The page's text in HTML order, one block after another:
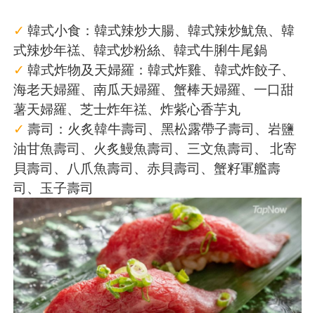
✓ 韓式小食：韓式辣炒大腸、韓式辣炒魷魚、韓
式辣炒年禚、韓式炒粉絲、韓式牛脷牛尾鍋
✓ 韓式炸物及天婦羅：韓式炸雞、韓式炸餃子、
海老天婦羅、南瓜天婦羅、蟹棒天婦羅、一口甜
薯天婦羅、芝士炸年禚、炸紫心香芋丸
✓ 壽司：火炙韓牛壽司、黑松露帶子壽司、岩鹽
油甘魚壽司、火炙鰻魚壽司、三文魚壽司、 北寄
貝壽司、八爪魚壽司、赤貝壽司、蟹籽軍艦壽
司、玉子壽司